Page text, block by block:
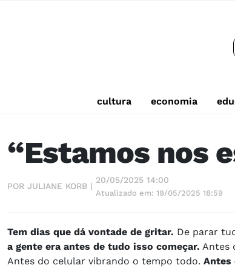
cultura economia
“Estamos nos
POR JULIANE KORB |
20/05/2025 14:00
Atualizado em: 19/05/2025 18:59
Tem dias que dá vontade de gritar. De parar
a gente era antes de tudo isso começar. Antes
Antes do celular vibrando o tempo todo. Antes